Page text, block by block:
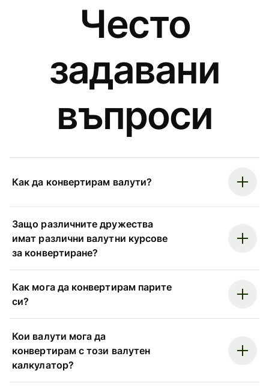
Често
задавани
въпроси
Как да конвертирам валути?
Защо различните дружества
имат различни валутни курсове
за конвертиране?
Как мога да конвертирам парите
си?
Кои валути мога да
конвертирам с този валутен
калкулатор?